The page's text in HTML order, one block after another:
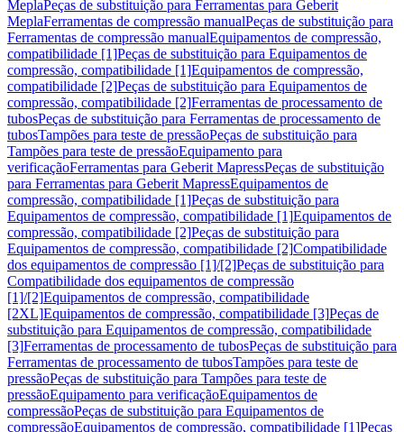
MeplaPeças de substituição para Ferramentas para Geberit
MeplaFerramentas de compressão manualPeças de substituição para
Ferramentas de compressão manualEquipamentos de compressão,
compatibilidade [1]Peças de substituição para Equipamentos de
compressão, compatibilidade [1]Equipamentos de compressão,
compatibilidade [2]Peças de substituição para Equipamentos de
compressão, compatibilidade [2]Ferramentas de processamento de
tubosPeças de substituição para Ferramentas de processamento de
tubosTampões para teste de pressãoPeças de substituição para
Tampões para teste de pressãoEquipamento para
verificaçãoFerramentas para Geberit MapressPeças de substituição
para Ferramentas para Geberit MapressEquipamentos de
compressão, compatibilidade [1]Peças de substituição para
Equipamentos de compressão, compatibilidade [1]Equipamentos de
compressão, compatibilidade [2]Peças de substituição para
Equipamentos de compressão, compatibilidade [2]Compatibilidade
dos equipamentos de compressão [1]/[2]Peças de substituição para
Compatibilidade dos equipamentos de compressão
[1]/[2]Equipamentos de compressão, compatibilidade
[2XL]Equipamentos de compressão, compatibilidade [3]Peças de
substituição para Equipamentos de compressão, compatibilidade
[3]Ferramentas de processamento de tubosPeças de substituição para
Ferramentas de processamento de tubosTampões para teste de
pressãoPeças de substituição para Tampões para teste de
pressãoEquipamento para verificaçãoEquipamentos de
compressãoPeças de substituição para Equipamentos de
compressãoEquipamentos de compressão, compatibilidade [1]Peças